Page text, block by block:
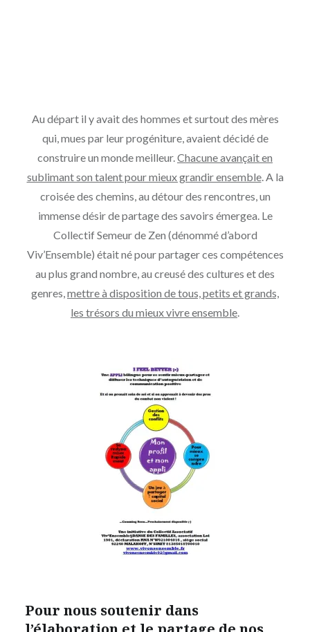
Au départ il y avait des hommes et surtout des mères
qui, mues par leur progéniture, avaient décidé de
construire un monde meilleur.Chacune avançait en
sublimant son talent pour mieux grandir ensemble. A la
croisée des chemins, au détour des rencontres, un
immense désir de partage des savoirs émergea. Le
Collectif Semeur de Zen (dénommé d’abord
Viv’Ensemble) était né pour partager ces compétences
au plus grand nombre, au creusé des cultures et des
genres,mettre à disposition de tous, petits et grands,
les trésors du mieux vivre ensemble.
Pour nous soutenir dans